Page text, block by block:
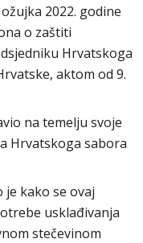
2022. godine
o zaštiti
Hrvatskoga
aktom od 9.
na temelju svoje
Hrvatskoga sabora
kako se ovaj
usklađivanja
stečevinom